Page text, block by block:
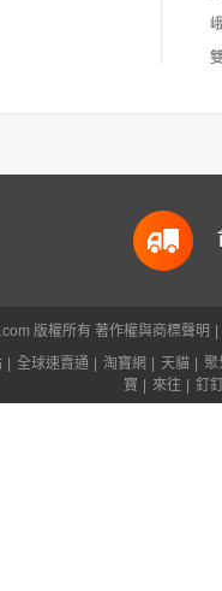
版權所有 著作權與商標聲明
全球速賣通 淘寶網 天貓
聚
寶
來往 釘